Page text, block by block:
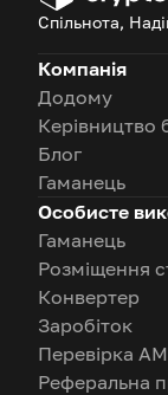
Спільнота,
Компанія
Додому
Керівництво
Блог
Гаманець
Особисте
Гаманець
Розміщення
Конвертер
Заробіток
Перевірка
Реферальна